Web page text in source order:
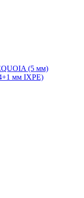
(5 мм)
мм IXPE)